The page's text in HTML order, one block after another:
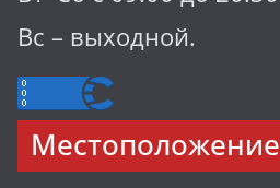
Вс – выходной.
Местоположение